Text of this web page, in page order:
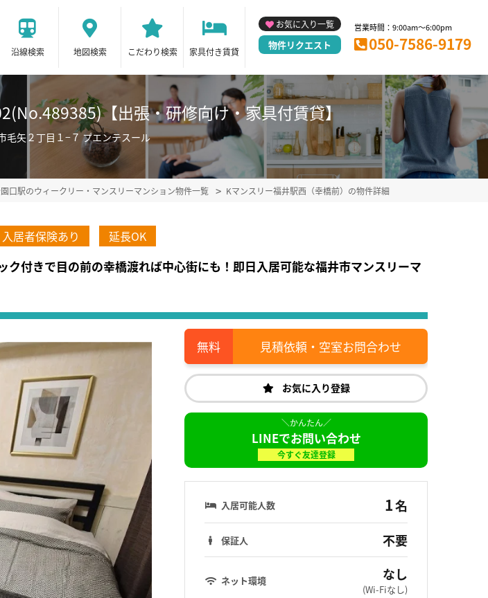
沿線検索 地図検索 こだわり検索 家具付き賃貸
お気に入り一覧
物件リクエスト
営業時間：9:00am～6:00pm
050-7586-9179
【出張・研修向け・家具付賃貸】
毛矢２丁目１−７ プエンテスール
口駅のウィークリー・マンスリーマンション物件一覧 Kマンスリー福井駅西（幸橋前）の物件詳細
入居者保険あり 延長OK
きで目の前の幸橋渡れば中心街にも！即日入居可能な福井市マンスリーマ
見積依頼・空室お問合わせ
お気に入り登録
LINEでお問い合わせ
今すぐ友達登録
入居可能人数 1名
保証人 不要
ネット環境 なし
(Wi-Fiなし)